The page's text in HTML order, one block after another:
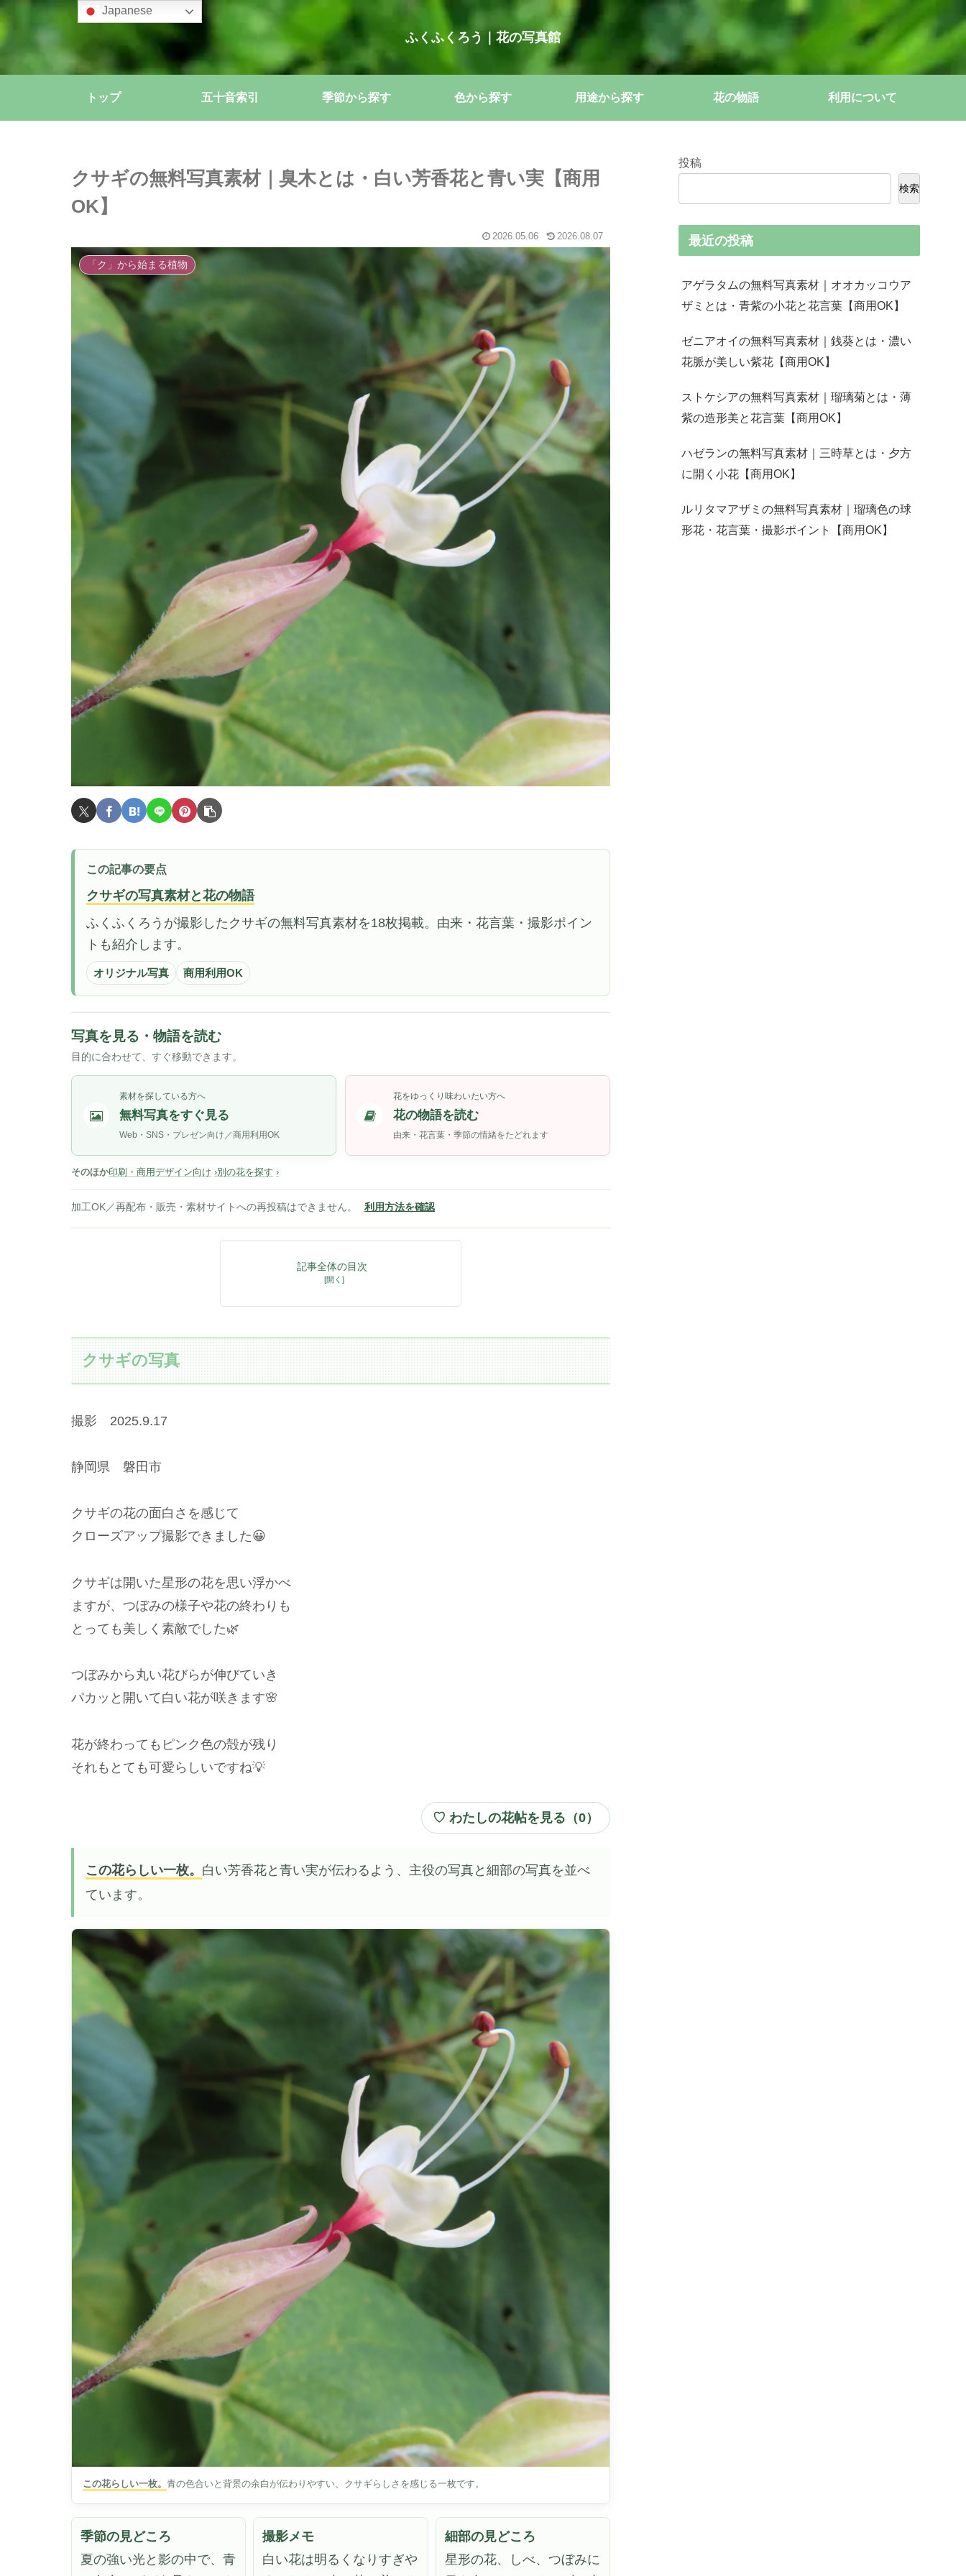
ふくふくろう｜花の写真館
トップ 五十音索引 季節から探す 色から探す 用途から探す 花の物語 利用について
クサギの無料写真素材｜臭木とは・白い芳香花と青い実【商用
OK】
2026.05.06 2026.08.07
「ク」から始まる植物
この記事の要点
クサギの写真素材と花の物語
ふくふくろうが撮影したクサギの無料写真素材を18枚掲載。由来・花言葉・撮影ポイン
トも紹介します。
オリジナル写真 商用利用OK
写真を見る・物語を読む
目的に合わせて、すぐ移動できます。
素材を探している方へ
無料写真をすぐ見る
Web・SNS・プレゼン向け／商用利用OK
花をゆっくり味わいたい方へ
花の物語を読む
由来・花言葉・季節の情緒をたどれます
そのほか印刷・商用デザイン向け 別の花を探す
加工OK／再配布・販売・素材サイトへの再投稿はできません。 利用方法を確認
記事全体の目次
クサギの写真
撮影 2025.9.17
静岡県 磐田市
クサギの花の面白さを感じて
クローズアップ撮影できました😀
クサギは開いた星形の花を思い浮かべ
ますが、つぼみの様子や花の終わりも
とっても美しく素敵でした🌿
つぼみから丸い花びらが伸びていき
パカッと開いて白い花が咲きます🌸
花が終わってもピンク色の殻が残り
それもとても可愛らしいですね💡
♡ わたしの花帖を見る（0）
この花らしい一枚。 白い芳香花と青い実が伝わるよう、主役の写真と細部の写真を並べ
ています。
この花らしい一枚。 青の色合いと背景の余白が伝わりやすい、クサギらしさを感じる一枚です。
季節の見どころ
夏の強い光と影の中で、青
撮影メモ
白い花は明るくなりすぎや
細部の見どころ
星形の花、しべ、つぼみに
投稿
検索
最近の投稿
アゲラタムの無料写真素材｜オオカッコウア
ザミとは・青紫の小花と花言葉【商用OK】
ゼニアオイの無料写真素材｜銭葵とは・濃い
花脈が美しい紫花【商用OK】
ストケシアの無料写真素材｜瑠璃菊とは・薄
紫の造形美と花言葉【商用OK】
ハゼランの無料写真素材｜三時草とは・夕方
に開く小花【商用OK】
ルリタマアザミの無料写真素材｜瑠璃色の球
形花・花言葉・撮影ポイント【商用OK】
Japanese